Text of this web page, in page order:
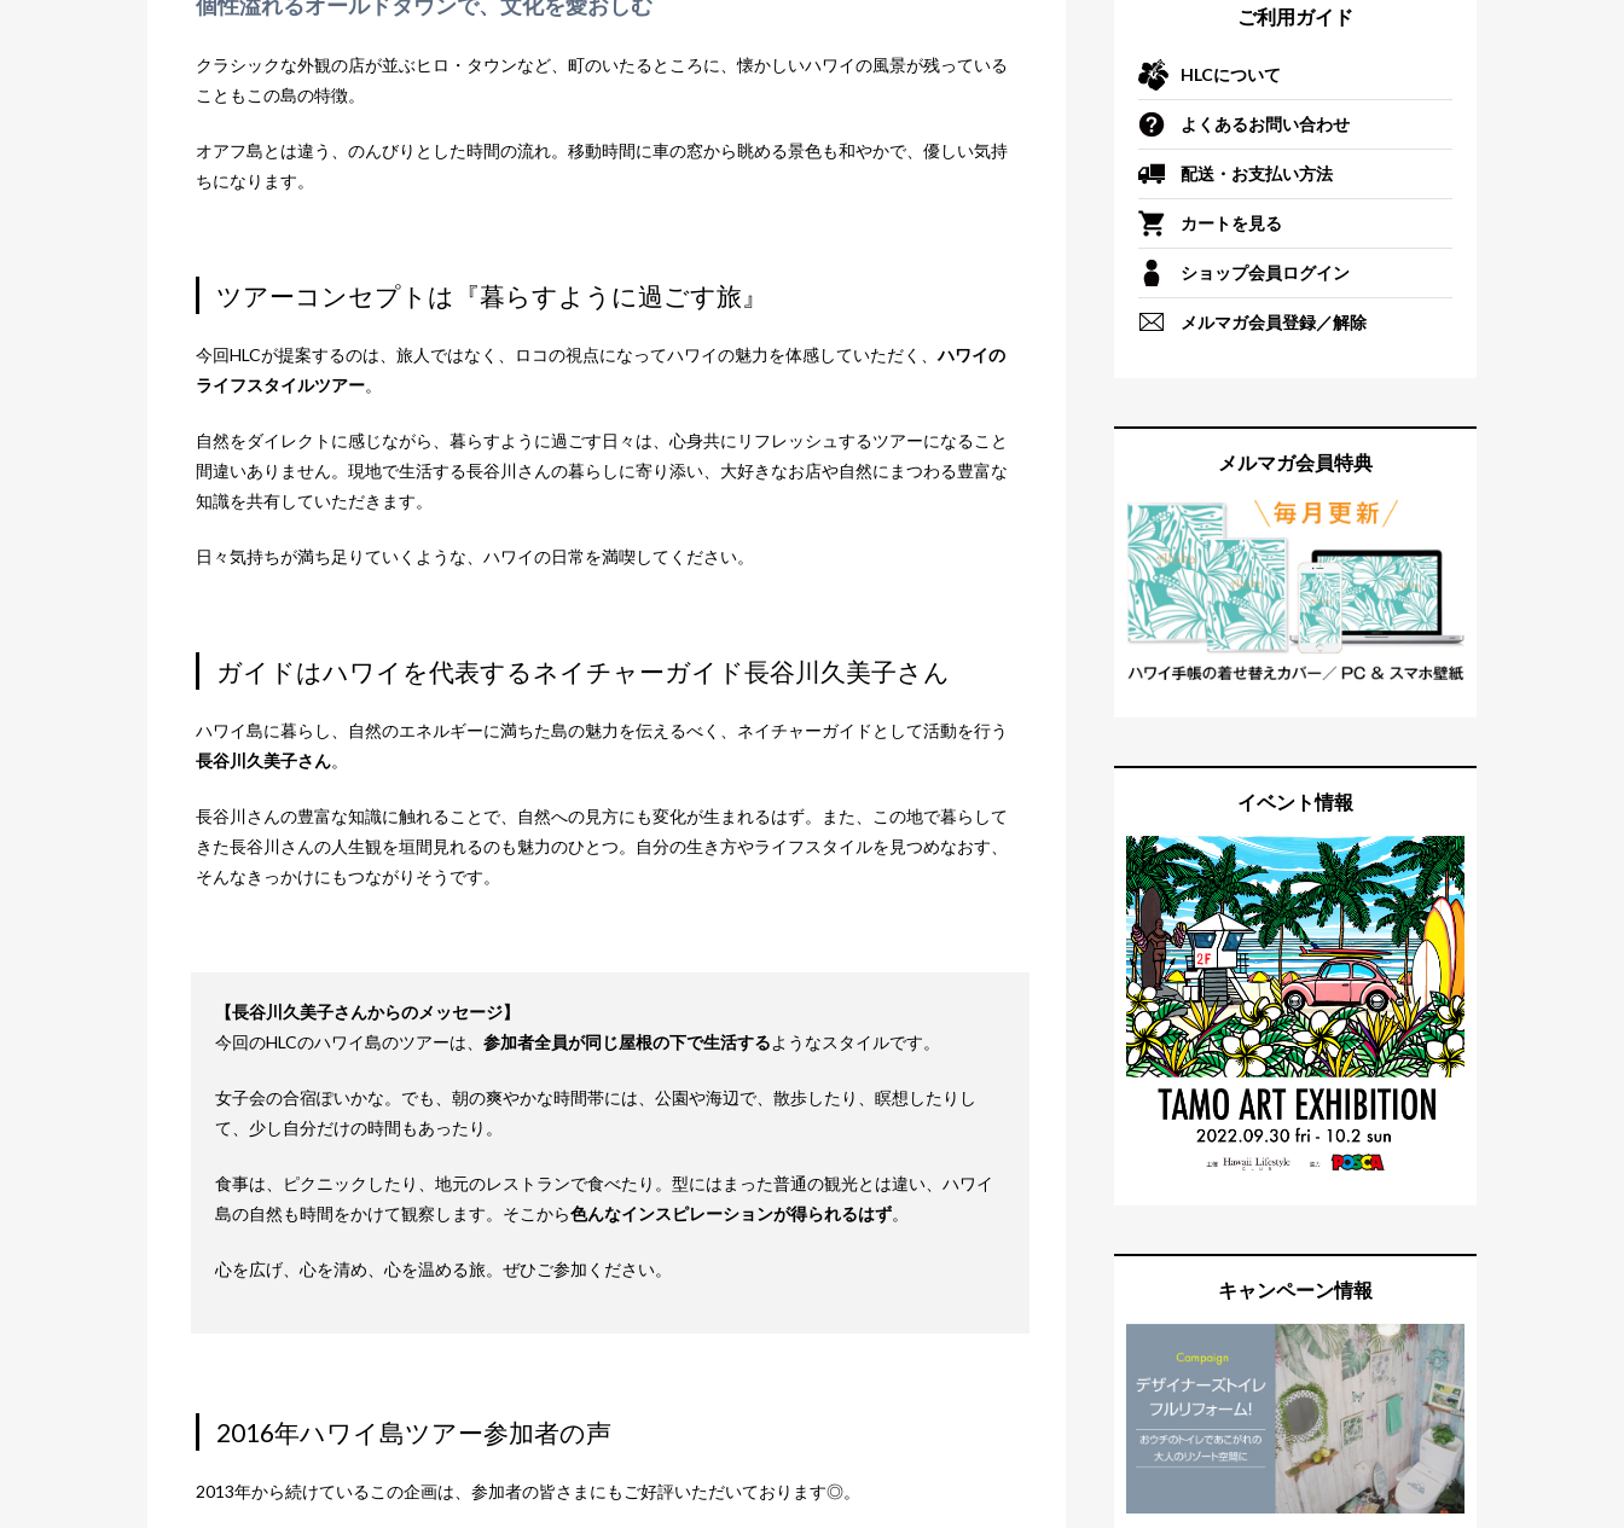
個性溢れるオールドタウンで、文化を愛おしむ
クラシックな外観の店が並ぶヒロ・タウンなど、町のいたるところに、懐かしいハワイの風景が残っている
こともこの島の特徴。
オアフ島とは違う、のんびりとした時間の流れ。移動時間に車の窓から眺める景色も和やかで、優しい気持
ちになります。
ツアーコンセプトは『暮らすように過ごす旅』
今回HLCが提案するのは、旅人ではなく、ロコの視点になってハワイの魅力を体感していただく、ハワイの
ライフスタイルツアー。
自然をダイレクトに感じながら、暮らすように過ごす日々は、心身共にリフレッシュするツアーになること
間違いありません。現地で生活する長谷川さんの暮らしに寄り添い、大好きなお店や自然にまつわる豊富な
知識を共有していただきます。
日々気持ちが満ち足りていくような、ハワイの日常を満喫してください。
ガイドはハワイを代表するネイチャーガイド長谷川久美子さん
ハワイ島に暮らし、自然のエネルギーに満ちた島の魅力を伝えるべく、ネイチャーガイドとして活動を行う
長谷川久美子さん。
長谷川さんの豊富な知識に触れることで、自然への見方にも変化が生まれるはず。また、この地で暮らして
きた長谷川さんの人生観を垣間見れるのも魅力のひとつ。自分の生き方やライフスタイルを見つめなおす、
そんなきっかけにもつながりそうです。
【長谷川久美子さんからのメッセージ】
今回のHLCのハワイ島のツアーは、 参加者全員が同じ屋根の下で生活するようなスタイルです。
女子会の合宿ぽいかな。でも、朝の爽やかな時間帯には、公園や海辺で、散歩したり、瞑想したりし
て、少し自分だけの時間もあったり。
食事は、ピクニックしたり、地元のレストランで食べたり。型にはまった普通の観光とは違い、ハワイ
島の自然も時間をかけて観察します。そこから色んなインスピレーションが得られるはず。
心を広げ、心を清め、心を温める旅。ぜひご参加ください。
2016年ハワイ島ツアー参加者の声
2013年から続けているこの企画は、参加者の皆さまにもご好評いただいております◎。
ご利用ガイド
HLCについて
よくあるお問い合わせ
配送・お支払い方法
カートを見る
ショップ会員ログイン
メルマガ会員登録／解除
メルマガ会員特典
イベント情報
キャンペーン情報